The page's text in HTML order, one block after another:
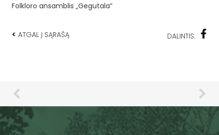
Folkloro ansamblis „Gegutala”
< ATGAL Į SĄRAŠĄ DALINTIS: